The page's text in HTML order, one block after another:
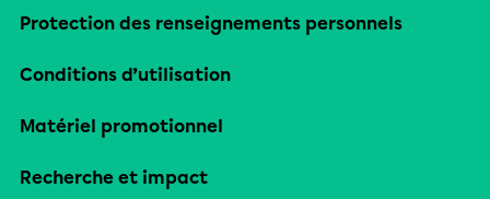
Protection des renseignements personnels
Conditions d’utilisation
Matériel promotionnel
Recherche et impact